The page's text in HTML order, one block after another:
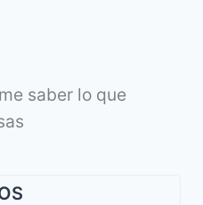
saber lo que